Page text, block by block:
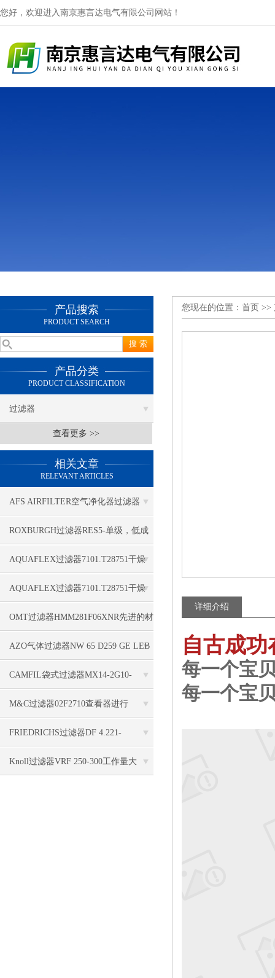
您好，欢迎进入南京惠言达电气有限公司网站！
产品搜索
PRODUCT SEARCH
产品分类
PRODUCT CLASSIFICATION
过滤器
查看更多 >>
相关文章
RELEVANT ARTICLES
AFS AIRFILTER空气净化器过滤器
90002安静工作
ROXBURGH过滤器RES5-单级，低成
本
AQUAFLEX过滤器7101.T28751干燥
有好办法
AQUAFLEX过滤器7101.T28751干燥
有办法
OMT过滤器HMM281F06XNR先进的材
料制成
AZO气体过滤器NW 65 D259 GE LEB
没有电能
CAMFIL袋式过滤器MX14-2G10-
305x305x90-01PU, 1648011H-01塑料
M&C过滤器02F2710查看器进行
FRIEDRICHS过滤器DF 4.221-
B32.060.L2-P.H.N-5.02-2,0-f2.2,0
Knoll过滤器VRF 250-300工作量大
您现在的位置： 首页 >>
详细介绍
自古成
每一个宝
每一个宝